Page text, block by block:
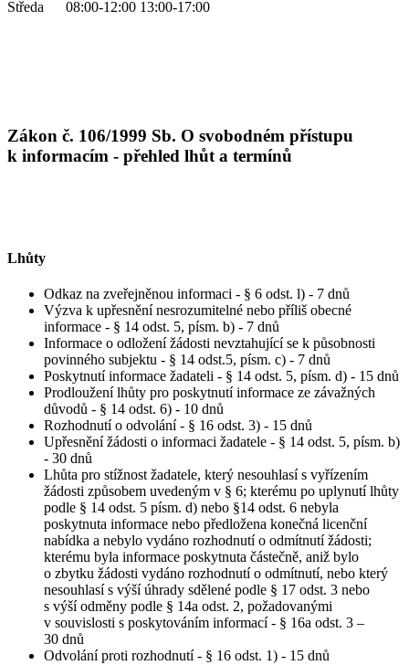
Středa 08:00-12:00 13:00-17:00
Zákon č. 106/1999 Sb. O svobodném přístupu
k informacím - přehled lhůt a termínů
Lhůty
Odkaz na zveřejněnou informaci - § 6 odst. l) - 7 dnů
Výzva k upřesnění nesrozumitelné nebo příliš obecné
informace - § 14 odst. 5, písm. b) - 7 dnů
Informace o odložení žádosti nevztahující se k působnosti
povinného subjektu - § 14 odst.5, písm. c) - 7 dnů
Poskytnutí informace žadateli - § 14 odst. 5, písm. d) - 15 dnů
Prodloužení lhůty pro poskytnutí informace ze závažných
důvodů - § 14 odst. 6) - 10 dnů
Rozhodnutí o odvolání - § 16 odst. 3) - 15 dnů
Upřesnění žádosti o informaci žadatele - § 14 odst. 5, písm. b)
- 30 dnů
Lhůta pro stížnost žadatele, který nesouhlasí s vyřízením
žádosti způsobem uvedeným v § 6; kterému po uplynutí lhůty
podle § 14 odst. 5 písm. d) nebo §14 odst. 6 nebyla
poskytnuta informace nebo předložena konečná licenční
nabídka a nebylo vydáno rozhodnutí o odmítnutí žádosti;
kterému byla informace poskytnuta částečně, aniž bylo
o zbytku žádosti vydáno rozhodnutí o odmítnutí, nebo který
nesouhlasí s výší úhrady sdělené podle § 17 odst. 3 nebo
s výší odměny podle § 14a odst. 2, požadovanými
v souvislosti s poskytováním informací - § 16a odst. 3 –
30 dnů
Odvolání proti rozhodnutí - § 16 odst. 1) - 15 dnů